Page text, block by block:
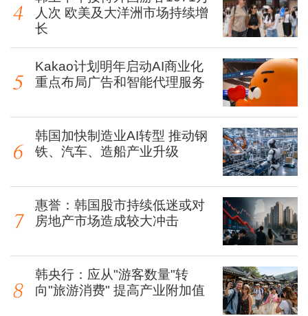
人次 欧美及大洋洲市场持续增
长
Kakao计划明年启动AI商业化
重点布局广告和智能代理服务
韩国加快制造业AI转型 推动钢
铁、汽车、造船产业升级
惠誉：韩国股市持续低迷或对
房地产市场造成较大冲击
韩央行：应从"游客数量"转
向"旅游消费" 提高产业附加值